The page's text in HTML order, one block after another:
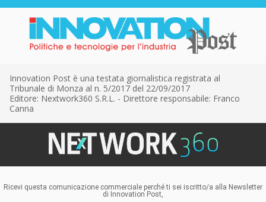
Innovation Post è una testata giornalistica registrata al
Tribunale di Monza al n. 5/2017 del 22/09/2017
Editore: Nextwork360 S.R.L. - Direttore responsabile: Franco
Canna
Ricevi questa comunicazione commerciale perché ti sei iscritto/a alla Newsletter
di Innovation Post,